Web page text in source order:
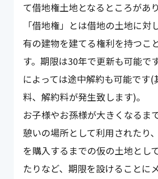
て借地権土地となるところがあり
「借地権」とは借地の土地に対
有の建物を建てる権利を持つこ
す。期限は30年で更新も可能で
によっては途中解約も可能です(
料、解約料が発生致します)。
お子様やお孫様が大きくなるま
憩いの場所として利用されたり
を購入するまでの仮の土地とし
たりなど、期限を設けることに